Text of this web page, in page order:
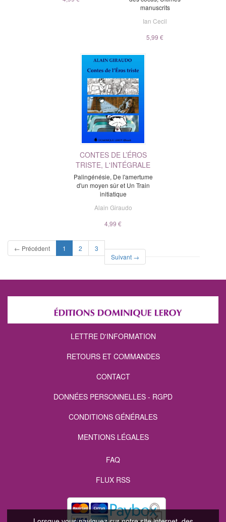
manuscrits
Ian Cecil
5,99 €
CONTES DE L’ÉROS
TRISTE, L'INTÉGRALE
Palingénésie, De l'amertume
d'un moyen sûr et Un Train
initiatique
Alain Giraudo
4,99 €
← Précédent 1 (current)
2
3
Suivant →
LETTRE D'INFORMATION
RETOURS ET COMMANDES
CONTACT
DONNÉES PERSONNELLES - RGPD
CONDITIONS GÉNÉRALES
MENTIONS LÉGALES
FAQ
FLUX RSS